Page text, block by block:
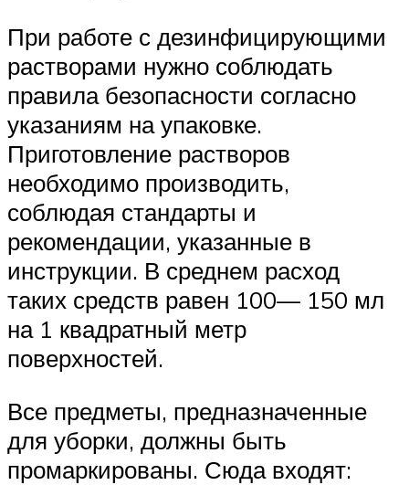
При работе с дезинфицирующими
растворами нужно соблюдать
правила безопасности согласно
указаниям на упаковке.
Приготовление растворов
необходимо производить,
соблюдая стандарты и
рекомендации, указанные в
инструкции. В среднем расход
таких средств равен 100— 150 мл
на 1 квадратный метр
поверхностей.
Все предметы, предназначенные
для уборки, должны быть
промаркированы. Сюда входят: